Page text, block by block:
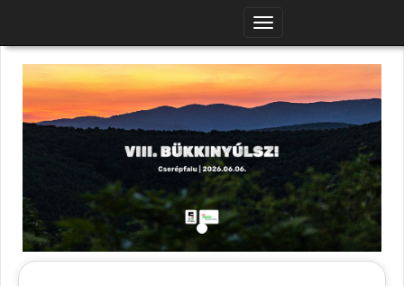
Navigációs
menü